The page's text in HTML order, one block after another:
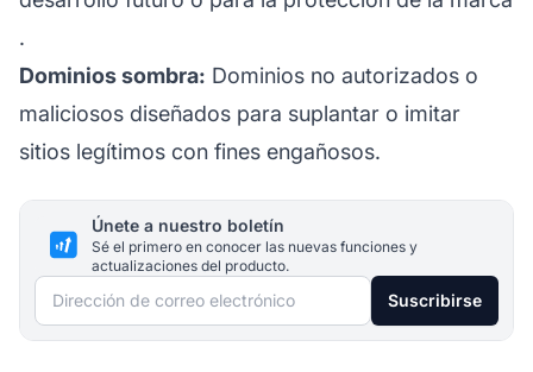
.
Dominios sombra: Dominios no autorizados o
maliciosos diseñados para suplantar o imitar
sitios legítimos con fines engañosos.
Únete a nuestro boletín
Sé el primero en conocer las nuevas funciones y
actualizaciones del producto.
Dirección de correo electrónico Suscribirse